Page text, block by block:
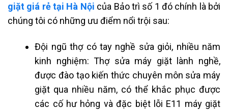
giặt giá rẻ tại Hà Nội của Bảo trì số 1 đó chính là bởi
chúng tôi có những ưu điểm nổi trội sau:
Đội ngũ thợ có tay nghề sửa giỏi, nhiều năm
kinh nghiệm: Thợ sửa máy giặt lành nghề,
được đào tạo kiến thức chuyên môn sửa máy
giặt qua nhiều năm, có thể khắc phục được
các cố hư hỏng và đặc biệt lỗi E11 máy giặt